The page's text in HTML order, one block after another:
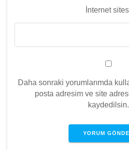
İnternet
Daha sonraki yorumlarımda
posta adresim ve site
kaydedilsin.